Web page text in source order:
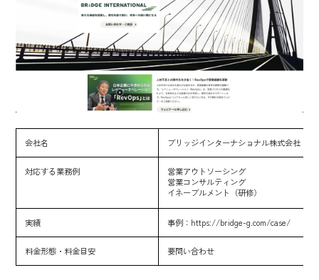
会社名 ブリッジインターナショナル株式会社
対応する業務例
営業アウトソーシング
営業コンサルティング
イネーブルメント（研修）
実績 事例： https://bridge-g.com/case/
料金形態・料金目安 要問い合わせ